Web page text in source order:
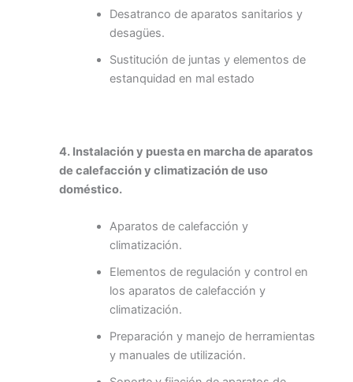
Desatranco de aparatos sanitarios y
desagües.
Sustitución de juntas y elementos de
estanquidad en mal estado
4. Instalación y puesta en marcha de aparatos
de calefacción y climatización de uso
doméstico.
Aparatos de calefacción y
climatización.
Elementos de regulación y control en
los aparatos de calefacción y
climatización.
Preparación y manejo de herramientas
y manuales de utilización.